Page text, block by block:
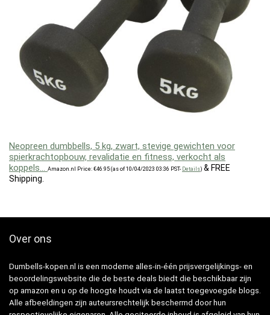
Neopreen dumbbells, 5 kg, zwart, stevige gewichten voor
spierkrachtopbouw, revalidatie en fitness, verkocht als
koppels… Amazon.nl Price: €46.95 (as of 10/04/2023 03:36 PST- Details) & FREE
Shipping.
Over ons
Dumbells-kopen.nl is een moderne alles-in-één prijsvergelijkings- en
beoordelingswebsite die de beste deals biedt die beschikbaar zijn
op amazon en u op de hoogte houdt via de laatst toegevoegde blogs.
Alle afbeeldingen zijn auteursrechtelijk beschermd door hun